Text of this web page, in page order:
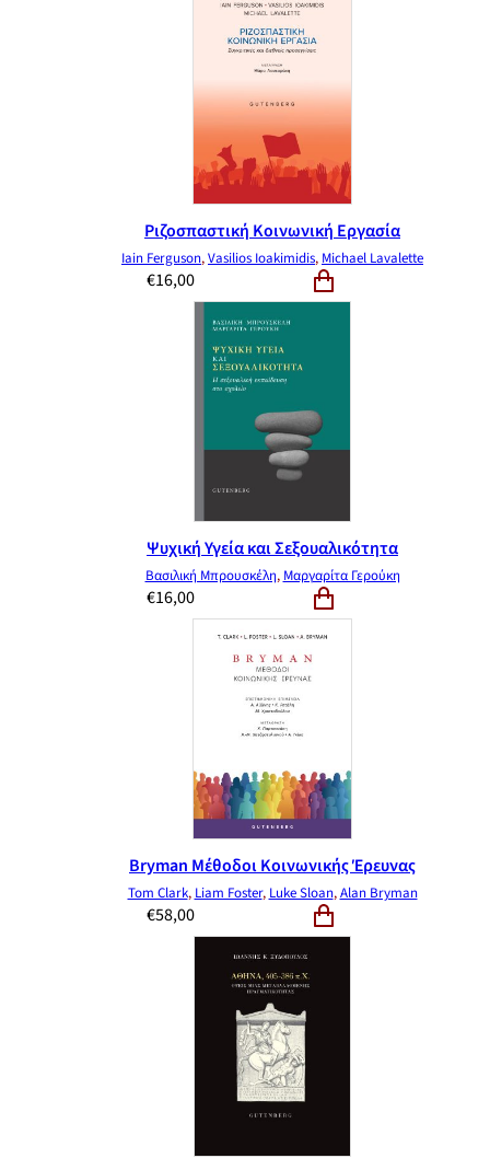
Ριζοσπαστική Κοινωνική Εργασία
Iain Ferguson,Vasilios Ioakimidis, Michael Lavalette
€16,00
Ψυχική Υγεία και Σεξουαλικότητα
Βασιλική Μπρουσκέλη, Μαργαρίτα Γερούκη
€16,00
Bryman Μέθοδοι Κοινωνικής Έρευνας
Tom Clark, Liam Foster, Luke Sloan,Alan Bryman
€58,00